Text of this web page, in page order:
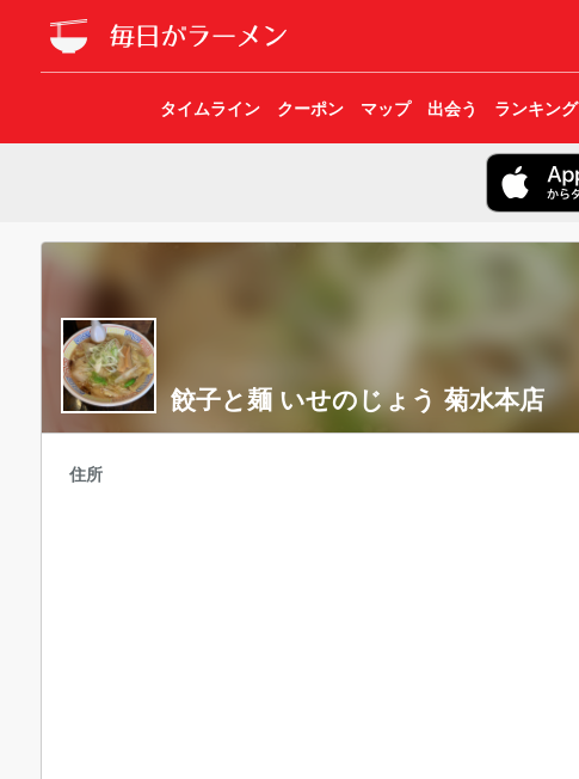
タイムライン クーポン マップ 出会う ランキング
餃子と麺 いせのじょう 菊水本店
住所